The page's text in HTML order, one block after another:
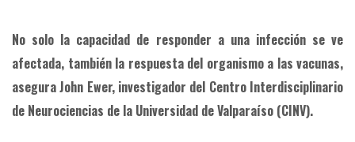
No solo la capacidad de responder a una infección se ve
afectada, también la respuesta del organismo a las vacunas,
asegura John Ewer, investigador del Centro Interdisciplinario
de Neurociencias de la Universidad de Valparaíso (CINV).